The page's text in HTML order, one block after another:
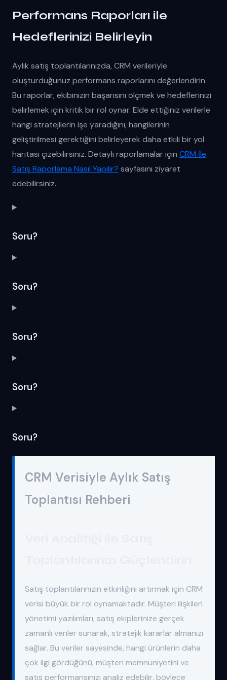
Performans Raporları ile
Hedeflerinizi Belirleyin
Aylık satış toplantılarınızda, CRM verileriyle
oluşturduğunuz performans raporlarını değerlendirin.
Bu raporlar, ekibinizin başarısını ölçmek ve hedeflerinizi
belirlemek için kritik bir rol oynar. Elde ettiğiniz verilerle
hangi stratejilerin işe yaradığını, hangilerinin
geliştirilmesi gerektiğini belirleyerek daha etkili bir yol
haritası çizebilirsiniz. Detaylı raporlamalar için CRM İle
Satış Raporlama Nasıl Yapılır? sayfasını ziyaret
edebilirsiniz.
Soru?
Soru?
Soru?
Soru?
Soru?
CRM Verisiyle Aylık Satış
Toplantısı Rehberi
Satış toplantılarınızın etkinliğini artırmak için CRM
verisi büyük bir rol oynamaktadır. Müşteri ilişkileri
yönetimi yazılımları, satış ekiplerinize gerçek
zamanlı veriler sunarak, stratejik kararlar almanızı
sağlar. Bu veriler sayesinde, hangi ürünlerin daha
çok ilgi gördüğünü, müşteri memnuniyetini ve
satış performansınızı analiz edebilir, böylece